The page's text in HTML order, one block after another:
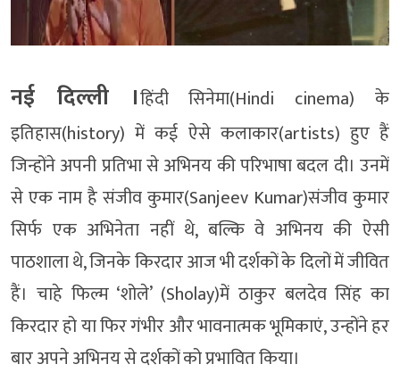
नई दिल्ली ।हिंदी सिनेमा(Hindi cinema) के
इतिहास(history) में कई ऐसे कलाकार(artists) हुए हैं
जिन्होंने अपनी प्रतिभा से अभिनय की परिभाषा बदल दी। उनमें
से एक नाम है संजीव कुमार(Sanjeev Kumar)संजीव कुमार
सिर्फ एक अभिनेता नहीं थे, बल्कि वे अभिनय की ऐसी
पाठशाला थे, जिनके किरदार आज भी दर्शकों के दिलों में जीवित
हैं। चाहे फिल्म ‘शोले’ (Sholay)में ठाकुर बलदेव सिंह का
किरदार हो या फिर गंभीर और भावनात्मक भूमिकाएं, उन्होंने हर
बार अपने अभिनय से दर्शकों को प्रभावित किया।